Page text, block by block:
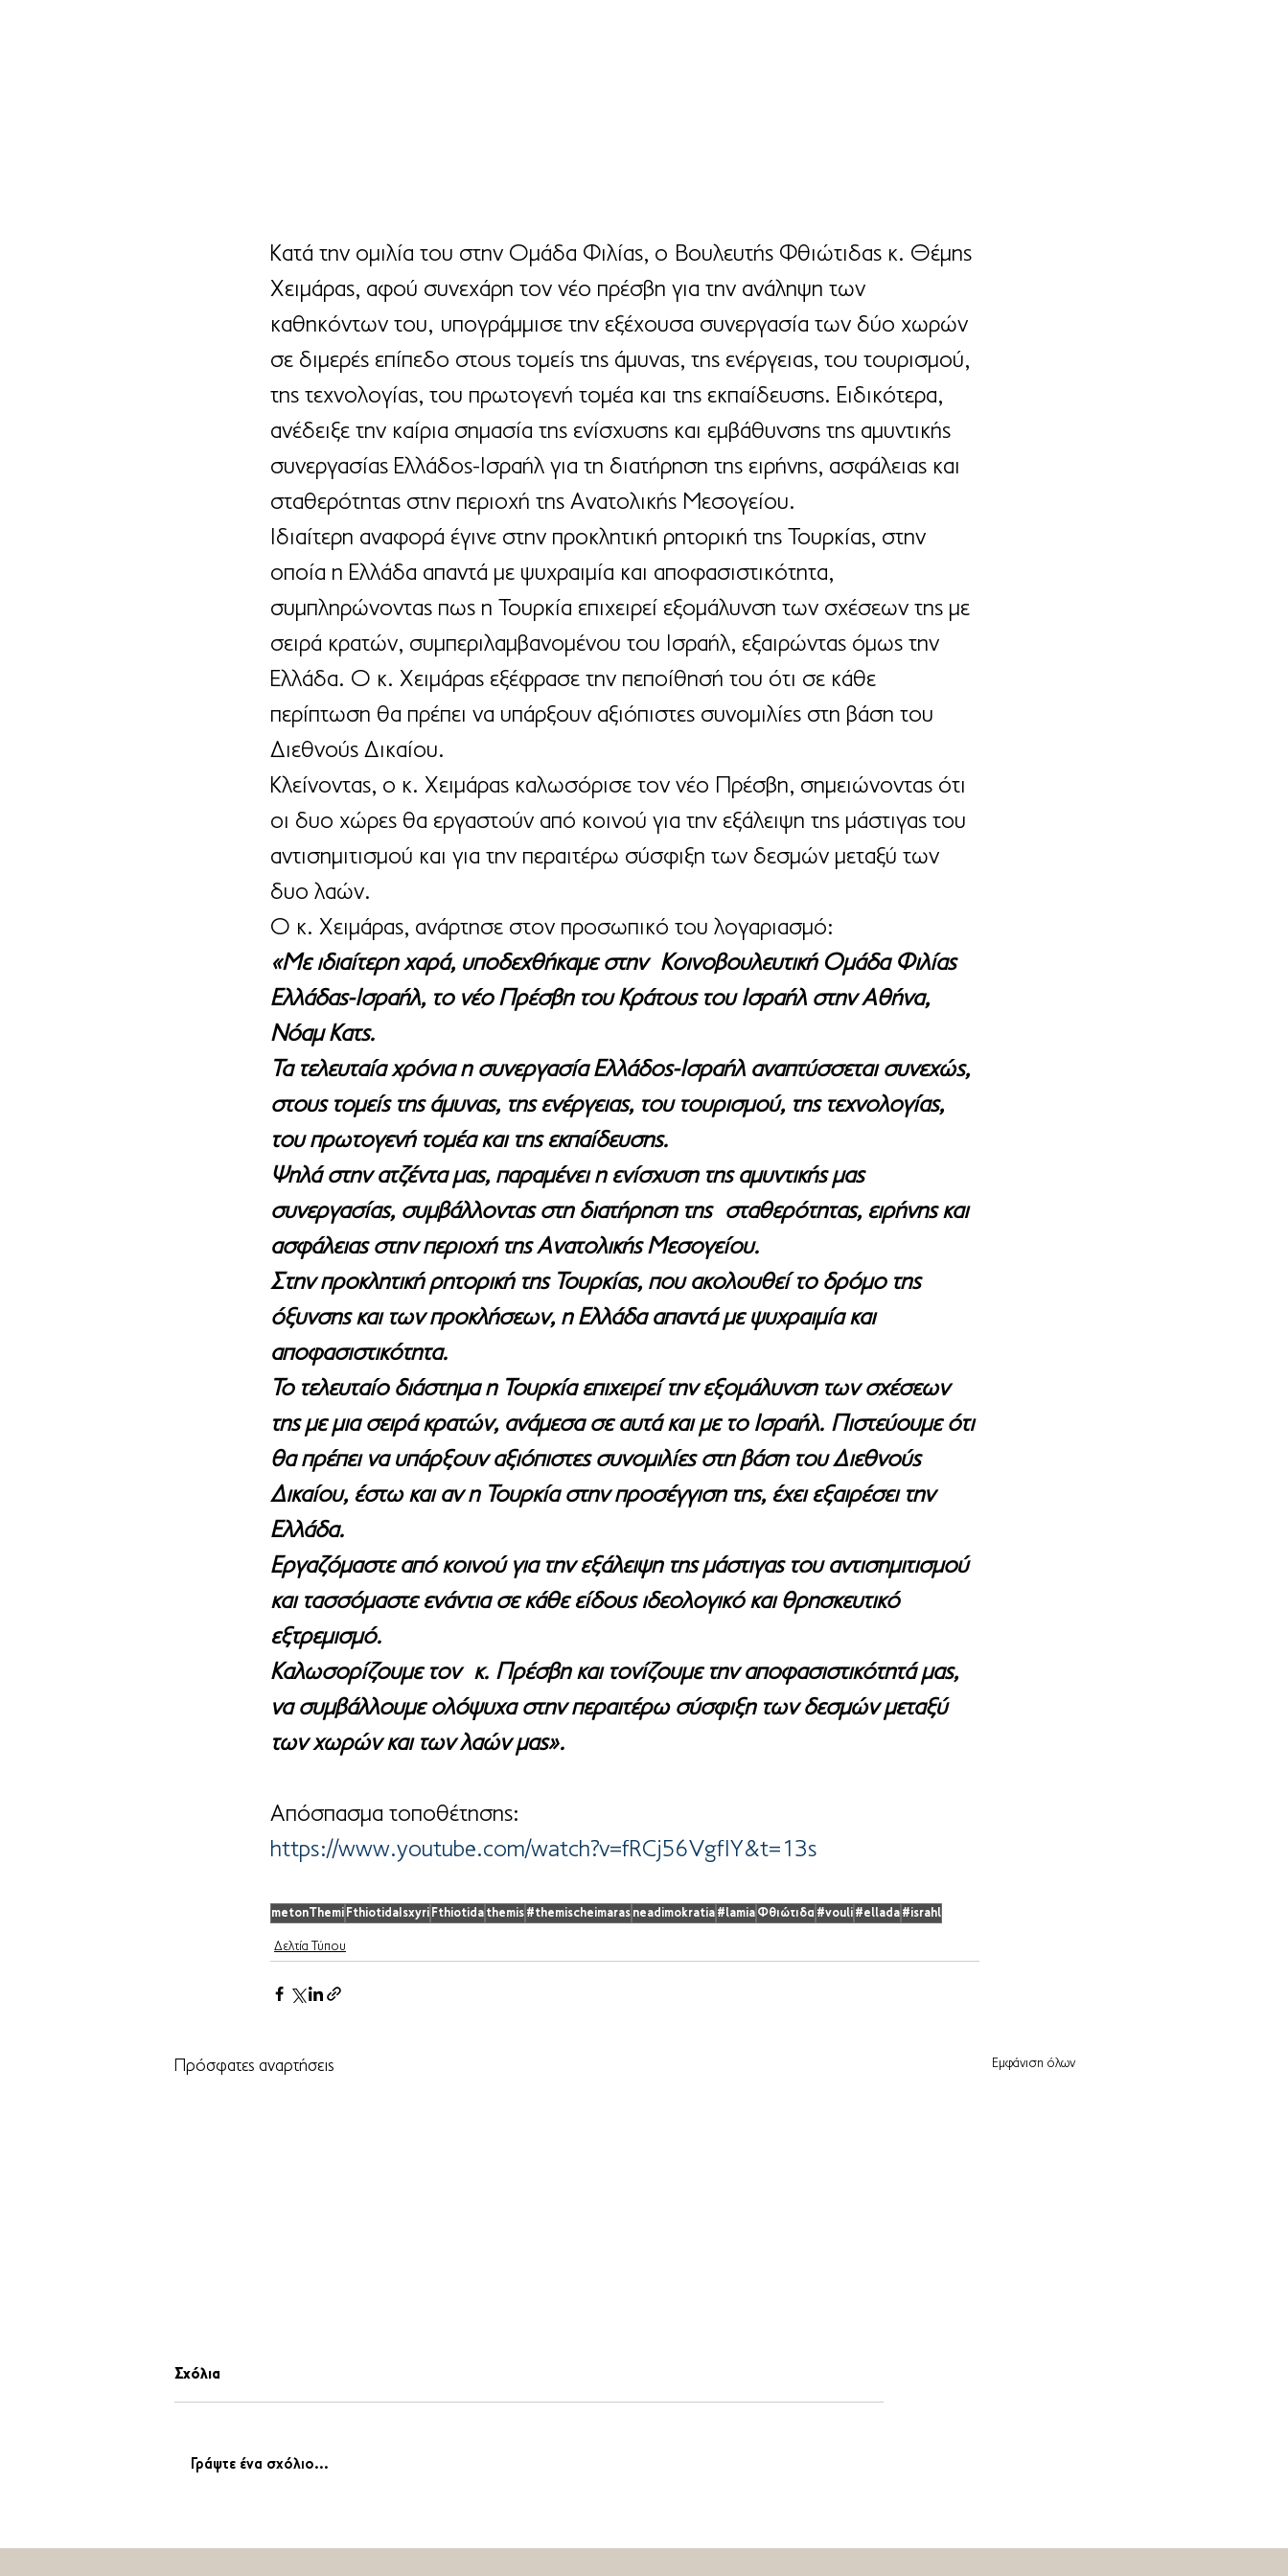
Κατά την ομιλία του στην Ομάδα Φιλίας, ο Βουλευτής Φθιώτιδας κ. Θέμης
Χειμάρας, αφού συνεχάρη τον νέο πρέσβη για την ανάληψη των
καθηκόντων του, υπογράμμισε την εξέχουσα συνεργασία των δύο χωρών
σε διμερές επίπεδο στους τομείς της άμυνας, της ενέργειας, του τουρισμού,
της τεχνολογίας, του πρωτογενή τομέα και της εκπαίδευσης. Ειδικότερα,
ανέδειξε την καίρια σημασία της ενίσχυσης και εμβάθυνσης της αμυντικής
συνεργασίας Ελλάδος-Ισραήλ για τη διατήρηση της ειρήνης, ασφάλειας και
σταθερότητας στην περιοχή της Ανατολικής Μεσογείου.
Ιδιαίτερη αναφορά έγινε στην προκλητική ρητορική της Τουρκίας, στην
οποία η Ελλάδα απαντά με ψυχραιμία και αποφασιστικότητα,
συμπληρώνοντας πως η Τουρκία επιχειρεί εξομάλυνση των σχέσεων της με
σειρά κρατών, συμπεριλαμβανομένου του Ισραήλ, εξαιρώντας όμως την
Ελλάδα. Ο κ. Χειμάρας εξέφρασε την πεποίθησή του ότι σε κάθε
περίπτωση θα πρέπει να υπάρξουν αξιόπιστες συνομιλίες στη βάση του
Διεθνούς Δικαίου.
Κλείνοντας, ο κ. Χειμάρας καλωσόρισε τον νέο Πρέσβη, σημειώνοντας ότι
οι δυο χώρες θα εργαστούν από κοινού για την εξάλειψη της μάστιγας του
αντισημιτισμού και για την περαιτέρω σύσφιξη των δεσμών μεταξύ των
δυο λαών.
Ο κ. Χειμάρας, ανάρτησε στον προσωπικό του λογαριασμό:
«Με ιδιαίτερη χαρά, υποδεχθήκαμε στην  Κοινοβουλευτική Ομάδα Φιλίας
Ελλάδας-Ισραήλ, το νέο Πρέσβη του Κράτους του Ισραήλ στην Αθήνα,
Νόαμ Κατς.
Τα τελευταία χρόνια η συνεργασία Ελλάδος-Ισραήλ αναπτύσσεται συνεχώς,
στους τομείς της άμυνας, της ενέργειας, του τουρισμού, της τεχνολογίας,
του πρωτογενή τομέα και της εκπαίδευσης.
Ψηλά στην ατζέντα μας, παραμένει η ενίσχυση της αμυντικής μας
συνεργασίας, συμβάλλοντας στη διατήρηση της  σταθερότητας, ειρήνης και
ασφάλειας στην περιοχή της Ανατολικής Μεσογείου.
Στην προκλητική ρητορική της Τουρκίας, που ακολουθεί το δρόμο της
όξυνσης και των προκλήσεων, η Ελλάδα απαντά με ψυχραιμία και
αποφασιστικότητα.
Το τελευταίο διάστημα η Τουρκία επιχειρεί την εξομάλυνση των σχέσεων
της με μια σειρά κρατών, ανάμεσα σε αυτά και με το Ισραήλ. Πιστεύουμε ότι
θα πρέπει να υπάρξουν αξιόπιστες συνομιλίες στη βάση του Διεθνούς
Δικαίου, έστω και αν η Τουρκία στην προσέγγιση της, έχει εξαιρέσει την
Ελλάδα.
Εργαζόμαστε από κοινού για την εξάλειψη της μάστιγας του αντισημιτισμού
και τασσόμαστε ενάντια σε κάθε είδους ιδεολογικό και θρησκευτικό
εξτρεμισμό.
Καλωσορίζουμε τον  κ. Πρέσβη και τονίζουμε την αποφασιστικότητά μας,
να συμβάλλουμε ολόψυχα στην περαιτέρω σύσφιξη των δεσμών μεταξύ
των χωρών και των λαών μας».
Απόσπασμα τοποθέτησης:
https://www.youtube.com/watch?v=fRCj56VgfIY&t=13s
metonThemi FthiotidaIsxyri Fthiotida themis #themischeimaras neadimokratia #lamia Φθιώτιδα #vouli #ellada #israhl
Δελτία Τύπου
Πρόσφατες αναρτήσεις Εμφάνιση όλων
Σχόλια
Γράψτε ένα σχόλιο...